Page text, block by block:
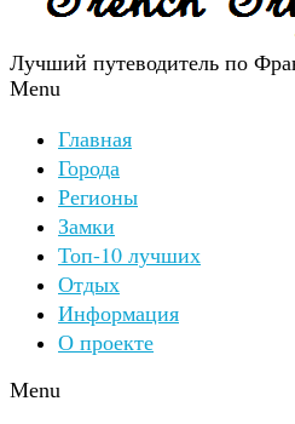
Лучший путеводитель по
Menu
Главная
Города
Регионы
Замки
Топ-10 лучших
Отдых
Информация
О проекте
Menu